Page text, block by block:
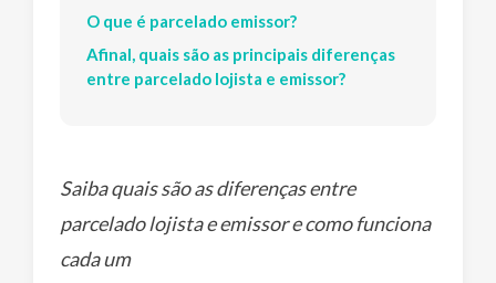
O que é parcelado emissor?
Afinal, quais são as principais diferenças
entre parcelado lojista e emissor?
Saiba quais são as diferenças entre
parcelado lojista e emissor e como funciona
cada um